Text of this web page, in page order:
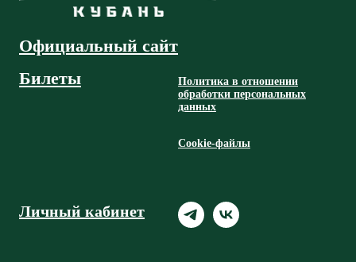
Официальный сайт
Билеты
Политика в отношении
обработки персональных
данных
Cookie-файлы
Личный кабинет